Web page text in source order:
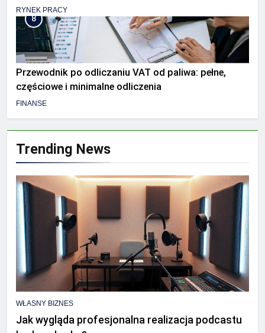
RYNEK PRACY
8
Przewodnik po odliczaniu VAT od paliwa: pełne,
częściowe i minimalne odliczenia
FINANSE
Trending News
WŁASNY BIZNES
Jak wygląda profesjonalna realizacja podcastu